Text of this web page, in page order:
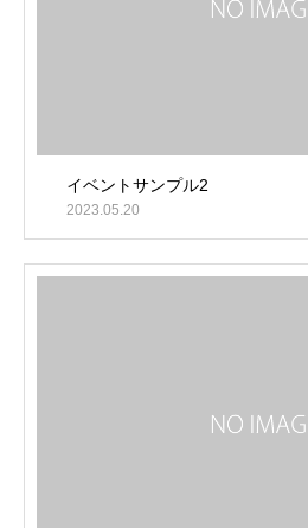
イベントサンプル2
2023.05.20